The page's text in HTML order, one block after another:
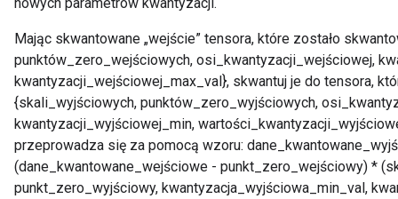
Mając skwantowane „wejście” tensora, które zostało
punktów_zero_wejściowych, osi_kwantyzacji_wejściowej,
kwantyzacji_wejściowej_max_val}, skwantuj je do tensora,
{skali_wyjściowych, punktów_zero_wyjściowych,
kwantyzacji_wyjściowej_min,
przeprowadza się za pomocą wzoru:
(dane_kwantowane_wejściowe - punkt_zero_wejściowy) *
punkt_zero_wyjściowy, kwantyzacja_wyjściowa_min_val,